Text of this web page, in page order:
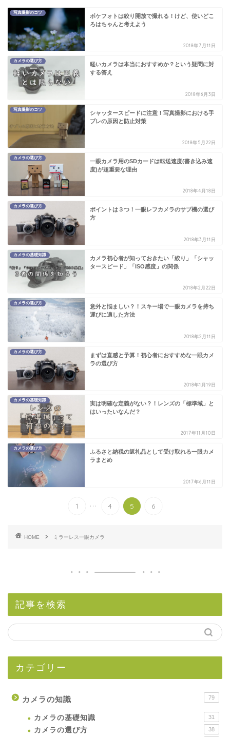
写真撮影のコツ
ボケフォトは絞り開放で撮れる！けど、使いどこ
ろはちゃんと考えよう
2018年7月11日
カメラの選び方
軽いカメラは本当におすすめか？という疑問に対
する答え
2018年6月3日
写真撮影のコツ
シャッタースピードに注意！写真撮影における手
ブレの原因と防止対策
2018年5月22日
カメラの選び方
一眼カメラ用のSDカードは転送速度(書き込み速
度)が超重要な理由
2018年4月18日
カメラの選び方
ポイントは３つ！一眼レフカメラのサブ機の選び
方
2018年3月11日
カメラの基礎知識
カメラ初心者が知っておきたい「絞り」「シャッ
タースピード」「ISO感度」の関係
2018年2月22日
カメラの選び方
意外と悩ましい？！スキー場で一眼カメラを持ち
運びに適した方法
2018年2月11日
カメラの選び方
まずは直感と予算！初心者におすすめな一眼カメ
ラの選び方
2018年1月19日
カメラの基礎知識
実は明確な定義がない？！レンズの「標準域」と
はいったいなんだ？
2017年11月10日
カメラの選び方
ふるさと納税の返礼品として受け取れる一眼カメ
ラまとめ
2017年6月11日
1 ... 4 5 6
HOME ミラーレス一眼カメラ
記事を検索
カテゴリー
カメラの知識 79
カメラの基礎知識 31
カメラの選び方 38